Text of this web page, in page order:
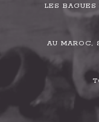
LES
AU MAROC,